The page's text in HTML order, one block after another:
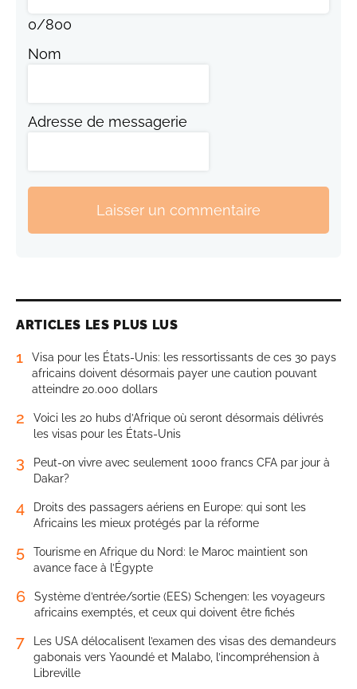
0/800
Nom
Adresse de messagerie
Laisser un commentaire
ARTICLES LES PLUS LUS
1
Visa pour les États-Unis: les ressortissants de ces 30 pays
africains doivent désormais payer une caution pouvant
atteindre 20.000 dollars
2
Voici les 20 hubs d’Afrique où seront désormais délivrés
les visas pour les États-Unis
3
Peut-on vivre avec seulement 1000 francs CFA par jour à
Dakar?
4
Droits des passagers aériens en Europe: qui sont les
Africains les mieux protégés par la réforme
5
Tourisme en Afrique du Nord: le Maroc maintient son
avance face à l’Égypte
6
Système d’entrée/sortie (EES) Schengen: les voyageurs
africains exemptés, et ceux qui doivent être fichés
7
Les USA délocalisent l’examen des visas des demandeurs
gabonais vers Yaoundé et Malabo, l’incompréhension à
Libreville